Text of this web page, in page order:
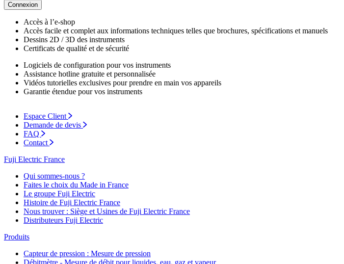
Connexion
Accès à l’e-shop
Accès facile et complet aux informations techniques telles que brochures, spécifications et manuels
Dessins 2D / 3D des instruments
Certificats de qualité et de sécurité
Logiciels de configuration pour vos instruments
Assistance hotline gratuite et personnalisée
Vidéos tutorielles exclusives pour prendre en main vos appareils
Garantie étendue pour vos instruments
Espace Client
Demande de devis
FAQ
Contact
Fuji Electric France
Qui sommes-nous ?
Faites le choix du Made in France
Le groupe Fuji Electric
Histoire de Fuji Electric France
Nous trouver : Siège et Usines de Fuji Electric France
Distributeurs Fuji Electric
Produits
Capteur de pression : Mesure de pression